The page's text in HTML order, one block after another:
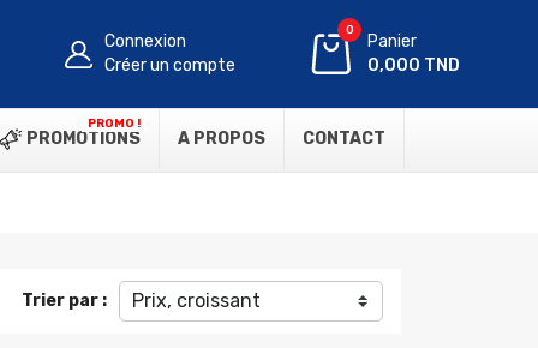
Connexion
Créer un compte
0
Panier
0,000 TND
PROMOTIONS
PROMO !
A PROPOS CONTACT
Trier par : Prix, croissant